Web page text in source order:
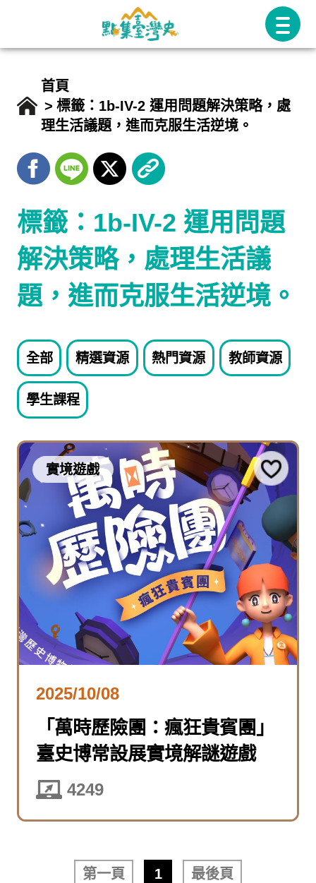
首頁
標籤：1b-IV-2 運用問題解決策略，處
理生活議題，進而克服生活逆境。
標籤：1b-IV-2 運用問題
解決策略，處理生活議
題，進而克服生活逆境。
全部 精選資源 熱門資源 教師資源
學生課程
實境遊戲
2025/10/08
「萬時歷險團：瘋狂貴賓團」
臺史博常設展實境解謎遊戲
4249
第一頁 1 最後頁